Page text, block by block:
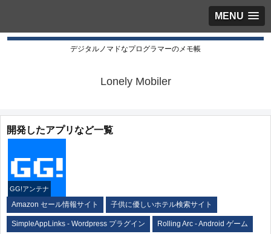
MENU
デジタルノマドなプログラマーのメモ帳
Lonely Mobiler
開発したアプリなど一覧
GG!アンテナ
Amazon セール情報サイト 子供に優しいホテル検索サイト
SimpleAppLinks - Wordpress プラグイン Rolling Arc - Android ゲーム